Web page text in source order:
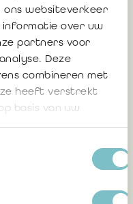
ons websiteverkeer
informatie over uw
partners voor
Deze
combineren met
heeft verstrekt
basis van uw
au
du 12 mai